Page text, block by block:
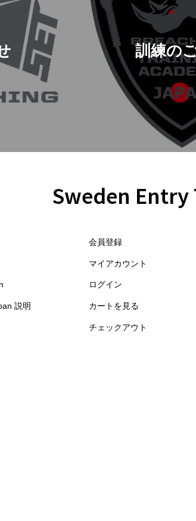
訓練の
Sweden Entry
説明
会員登録
マイアカウント
ログイン
カートを見る
チェックアウト